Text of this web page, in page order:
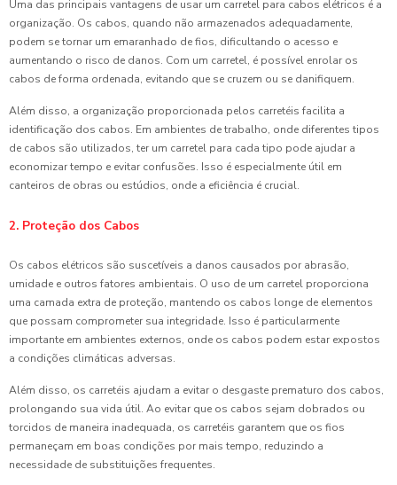
Uma das principais vantagens de usar um carretel para cabos elétricos é a
organização. Os cabos, quando não armazenados adequadamente,
podem se tornar um emaranhado de fios, dificultando o acesso e
aumentando o risco de danos. Com um carretel, é possível enrolar os
cabos de forma ordenada, evitando que se cruzem ou se danifiquem.
Além disso, a organização proporcionada pelos carretéis facilita a
identificação dos cabos. Em ambientes de trabalho, onde diferentes tipos
de cabos são utilizados, ter um carretel para cada tipo pode ajudar a
economizar tempo e evitar confusões. Isso é especialmente útil em
canteiros de obras ou estúdios, onde a eficiência é crucial.
2. Proteção dos Cabos
Os cabos elétricos são suscetíveis a danos causados por abrasão,
umidade e outros fatores ambientais. O uso de um carretel proporciona
uma camada extra de proteção, mantendo os cabos longe de elementos
que possam comprometer sua integridade. Isso é particularmente
importante em ambientes externos, onde os cabos podem estar expostos
a condições climáticas adversas.
Além disso, os carretéis ajudam a evitar o desgaste prematuro dos cabos,
prolongando sua vida útil. Ao evitar que os cabos sejam dobrados ou
torcidos de maneira inadequada, os carretéis garantem que os fios
permaneçam em boas condições por mais tempo, reduzindo a
necessidade de substituições frequentes.